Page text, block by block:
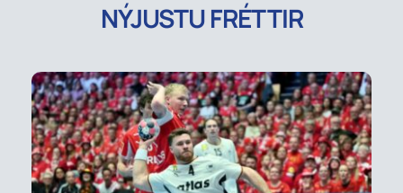
NÝJUSTU FRÉTTIR